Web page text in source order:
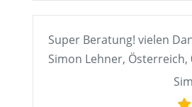
Super Beratung! vielen
Simon Lehner, Österreich,